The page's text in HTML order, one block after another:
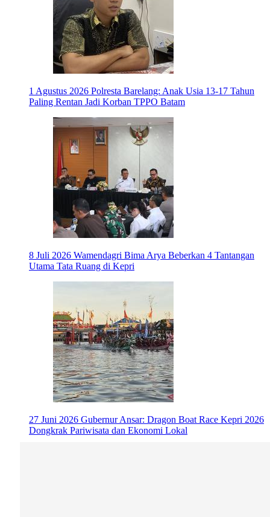
1 Agustus 2026 Polresta Barelang: Anak Usia 13-17 Tahun
Paling Rentan Jadi Korban TPPO Batam
8 Juli 2026 Wamendagri Bima Arya Beberkan 4 Tantangan
Utama Tata Ruang di Kepri
27 Juni 2026 Gubernur Ansar: Dragon Boat Race Kepri 2026
Dongkrak Pariwisata dan Ekonomi Lokal